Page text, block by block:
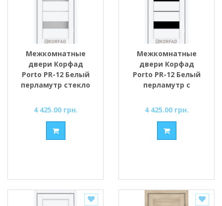
Межкомнатные
двери Корфад
Porto PR-12 Белый
перламутр стекло
4 425.00 грн.
Межкомнатные
двери Корфад
Porto PR-12 Белый
перламутр с
4 425.00 грн.